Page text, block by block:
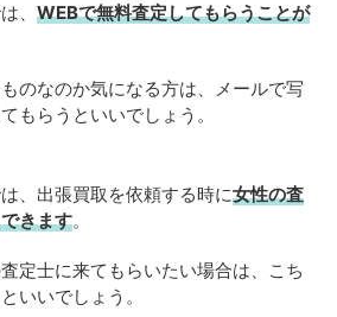
、 WEBで無料査定してもらうことが
のなのか気になる方は、メールで写
もらうといいでしょう。
、出張買取を依頼する時に女性の査
きます。
定士に来てもらいたい場合は、こち
いいでしょう。